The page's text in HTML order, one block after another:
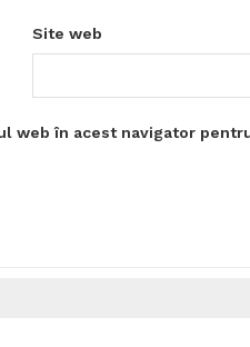
Site web
web în acest navigator